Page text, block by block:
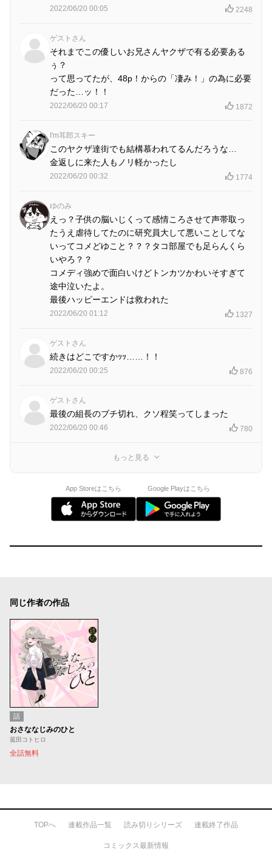
2022/06/20 00:05 2248
ゲストさん
それまでこの優しいお兄さんヤクザで有る必要ある
ぅ？
って思ってたが、48p！からの「凄み！」の為に必要
だった…ッ！！
2022/06/20 00:17 1872
I'm耳郎スキー
このヤクザ達街でも結構慕われてるんだろうな…
金返しに来た人もノリ軽かったし
2022/06/20 00:32 1774
ゆのみ
えっ？子供の脳いじくって感情ころさせて声帯取っ
たうえ虐待してたのに研究員大して悪いことしてな
いってコメどゆこと？？？タコ部屋でも足らんくら
いやろ？？
コメディ強めで面白いけどトンカツかわいそすぎて
途中泣いたよ。
最後ハッピーエンドは救われた
2022/06/20 01:12 1327
ゲストさん
続きはどこですかｯｯ……！！
2022/06/20 00:25 876
ゲストさん
最後の組長のブチ切れ、クソ程笑ってしまった
2022/06/20 00:46 780
もっと見る
App Storeはこちら Google Playはこちら
同じ作者の作品
話
おさななじみのひと
菰田コトヒロ
全話無料
TOPへ 連載作品一覧 読み切りシリーズ 連載終了作品
コミックス最新情報